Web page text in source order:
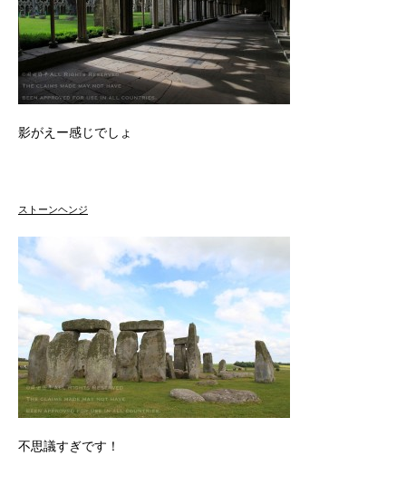
影がえー感じでしょ
ストーンヘンジ
不思議すぎです！